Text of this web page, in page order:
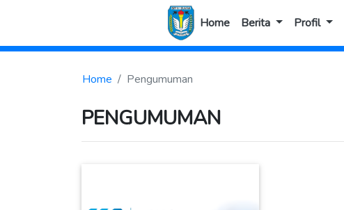
Home Berita Profil
Home Pengumuman
PENGUMUMAN